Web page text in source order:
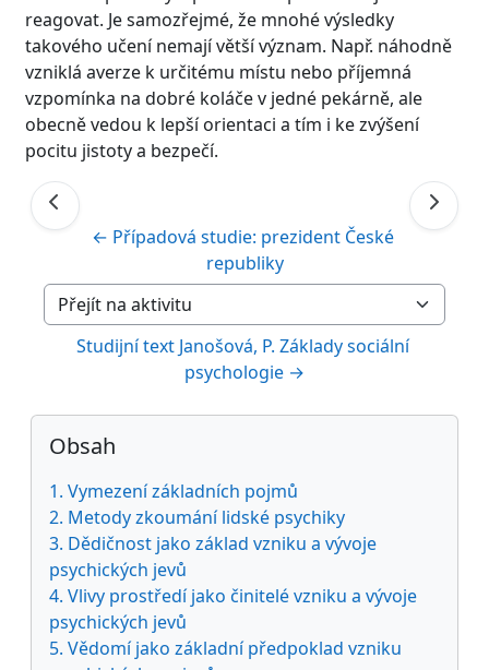
reagovat. Je samozřejmé, že mnohé výsledky
takového učení nemají větší význam. Např. náhodně
vzniklá averze k určitému místu nebo příjemná
vzpomínka na dobré koláče v jedné pekárně, ale
obecně vedou k lepší orientaci a tím i ke zvýšení
pocitu jistoty a bezpečí.
← Případová studie: prezident České
republiky
Přejít na aktivitu
Studijní text Janošová, P. Základy sociální
psychologie →
Bloky
Přeskočit: Obsah
Obsah
1. Vymezení základních pojmů
2. Metody zkoumání lidské psychiky
3. Dědičnost jako základ vzniku a vývoje
psychických jevů
4. Vlivy prostředí jako činitelé vzniku a vývoje
psychických jevů
5. Vědomí jako základní předpoklad vzniku